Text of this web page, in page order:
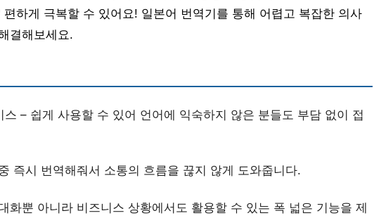
편하게 극복할 수 있어요! 일본어 번역기를 통해 어렵고 복잡한 의사
결해보세요.
– 쉽게 사용할 수 있어 언어에 익숙하지 않은 분들도 부담 없이 접
즉시 번역해줘서 소통의 흐름을 끊지 않게 도와줍니다.
화뿐 아니라 비즈니스 상황에서도 활용할 수 있는 폭 넓은 기능을 제